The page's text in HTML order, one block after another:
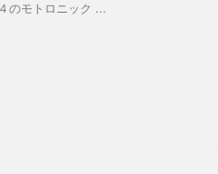
のモトロニック ...